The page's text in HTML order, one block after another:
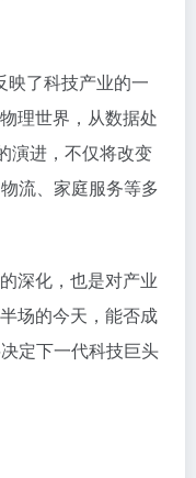
映了科技产业的一
理世界，从数据处
演进，不仅将改变
流、家庭服务等多
深化，也是对产业
场的今天，能否成
定下一代科技巨头